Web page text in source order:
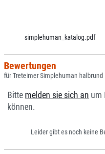
simplehuman_katalog.pdf
Bewertungen
für Treteimer Simplehuman halbrund
Bitte melden sie sich an um
können.
Leider gibt es noch keine